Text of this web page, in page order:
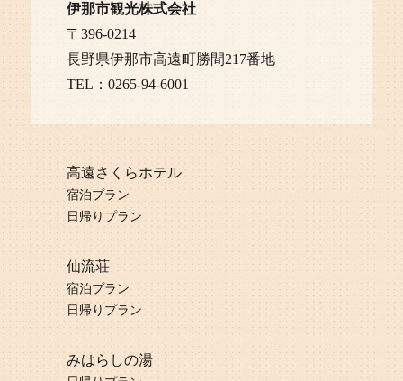
伊那市観光株式会社
〒396-0214
長野県伊那市高遠町勝間217番地
TEL：0265-94-6001
高遠さくらホテル
宿泊プラン
日帰りプラン
仙流荘
宿泊プラン
日帰りプラン
みはらしの湯